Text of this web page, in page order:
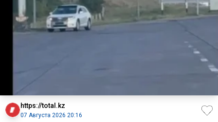
https://total.kz
07 Августа 2026 20:16